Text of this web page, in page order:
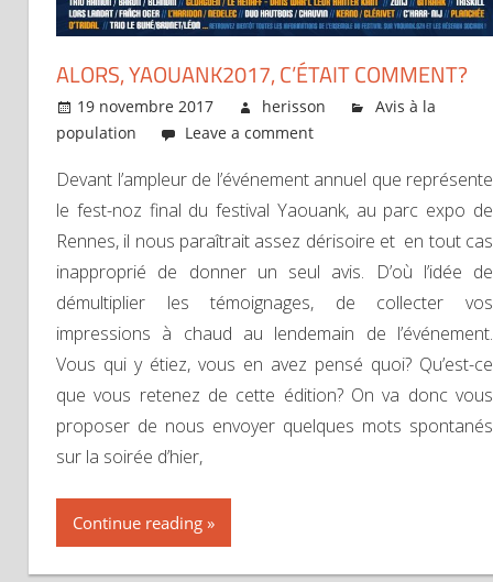
ALORS, YAOUANK2017, C’ÉTAIT COMMENT?
19 novembre 2017 herisson
Avis à la
population
Leave a comment
Devant l’ampleur de l’événement annuel que représente
le fest-noz final du festival Yaouank, au parc expo de
Rennes, il nous paraîtrait assez dérisoire et en tout cas
inapproprié de donner un seul avis. D’où l’idée de
démultiplier les témoignages, de collecter vos
impressions à chaud au lendemain de l’événement.
Vous qui y étiez, vous en avez pensé quoi? Qu’est-ce
que vous retenez de cette édition? On va donc vous
proposer de nous envoyer quelques mots spontanés
sur la soirée d’hier,
Continue reading